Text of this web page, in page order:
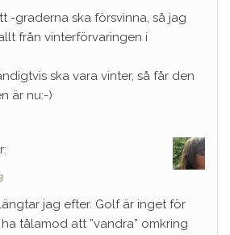
-graderna ska försvinna, så jag
från vinterförvaringen i
ska vara vinter, så får den
är nu:-)
jag efter. Golf är inget för
tålamod att ”vandra” omkring